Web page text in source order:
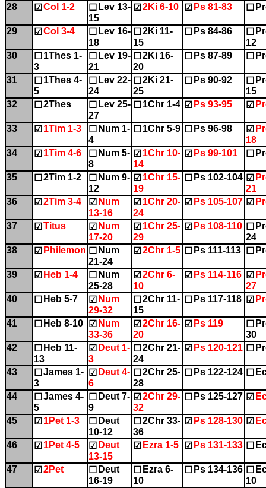
28 ☑ Col 1-2 ☐ Lev 13-
15
☑ 2Ki 6-10 ☑ Ps 81-83 ☐
29 ☑ Col 3-4 ☐ Lev 16-
18
☐ 2Ki 11-
15
☐ Ps 84-86 ☐
12
30
☐ 1Thes 1-
3
☐ Lev 19-
21
☐ 2Ki 16-
20
☐ Ps 87-89 ☐
31 ☐ 1Thes 4-
5
☐ Lev 22-
24
☐ 2Ki 21-
25
☐ Ps 90-92 ☐
15
32
☐ 2Thes ☐ Lev 25-
27
☐ 1Chr 1-4 ☑ Ps 93-95 ☑
33 ☑ 1Tim 1-3 ☐ Num 1-
4
☐ 1Chr 5-9 ☐ Ps 96-98 ☑
18
34
☑ 1Tim 4-6 ☐ Num 5-
8
☑ 1Chr 10-
14
☑ Ps 99-101 ☐
35 ☐ 2Tim 1-2 ☐ Num 9-
12
☑ 1Chr 15-
19
☐ Ps 102-104 ☑
21
36
☑ 2Tim 3-4 ☑ Num
13-16
☑ 1Chr 20-
24
☑ Ps 105-107 ☑
37 ☑ Titus ☑ Num
17-20
☑ 1Chr 25-
29
☑ Ps 108-110 ☐
24
38
☑ Philemon ☐ Num
21-24
☑ 2Chr 1-5 ☐ Ps 111-113 ☐
39 ☑ Heb 1-4 ☐ Num
25-28
☑ 2Chr 6-
10
☑ Ps 114-116 ☑
27
40
☐ Heb 5-7 ☑ Num
29-32
☐ 2Chr 11-
15
☐ Ps 117-118 ☑
41 ☐ Heb 8-10 ☑ Num
33-36
☑ 2Chr 16-
20
☑ Ps 119 ☐
30
42
☐ Heb 11-
13
☑ Deut 1-
3
☐ 2Chr 21-
24
☑ Ps 120-121 ☐
43 ☐ James 1-
3
☑ Deut 4-
6
☐ 2Chr 25-
28
☐ Ps 122-124 ☐
44 ☐ James 4-
5
☐ Deut 7-
9
☑ 2Chr 29-
32
☐ Ps 125-127 ☑
45 ☑ 1Pet 1-3 ☐ Deut
10-12
☐ 2Chr 33-
36
☑ Ps 128-130 ☑
46 ☑ 1Pet 4-5 ☑ Deut
13-15
☑ Ezra 1-5 ☑ Ps 131-133 ☐
47 ☑ 2Pet ☐ Deut
16-19
☐ Ezra 6-
10
☐ Ps 134-136 ☐
10